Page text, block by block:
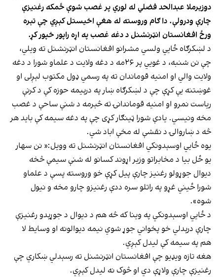
دوزیرملا عبدالحد فضلي له لوري پر غصب شوې ځمکه رغنیزې
چارې ودرولې. دا ګام وروسته له هغې اخیستل کېږي چې تېره
ورځ افغانستان انټرنشنل د دغه غصب په اړه راپور خپور کړ.
د لښکرګاه ځايي ولسي مشرانو افغانستان انټرنشنل ته ویلي،
چې نن شنبه، د غويي پر ۲۶مه د دغه ولایت د علماو شورا د دغه
ولایت والي او امنیه قوماندان ته په رسمي ډول مکتوب لېږلی او
غوښتنه یې کړې چې د لښکرګاه ښار په درېیمه حوزه کې د کرنې
ریاست نمرو او امنیه قوماندانۍ ته څېرمه د شنې ساحې د غصب
مخه ونیسي. یادې شورا ټینګار کړی چې په دغه سیمه کې باید هر
څه د ښاروالۍ د نقشې له مخې اباد شي.
یوه ځايي اوسېدونکي افغانستان انټرنشنل ته وویل:« نن سهار
یو ځل بیا د مخابراتو وزیر اړوند کسانو له شنې سیمې څخه
دیوال جوړولو رغنیز چارې پیل کړې خو وروسته پسې د علماو
شورا ځیني غړو په راتلو سره ددې رغنیزو چارو مخه و نیول
شوه».
د ځايي اوسېدونکي په وینا که څه هم د دیوال د جوړېدو رغنیزې
چارې درېدلي خو پخواني جوړ شوي نیمه دیوالونه او وسایط لا
هم په سیمه کې لیدل کېږي.
هغه تازه ویډيو چې افغانستان انټرنشنل ته رسېدلي ښکاري چې
رغنیزې چارې ولاړې دي او څوک نه لیدل کېږي.